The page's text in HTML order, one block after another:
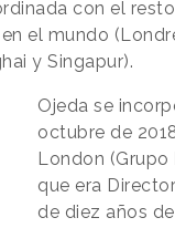
con el
el mundo
y Singapur).
Ojeda se
octubre de
London (Grupo
que era
de diez años